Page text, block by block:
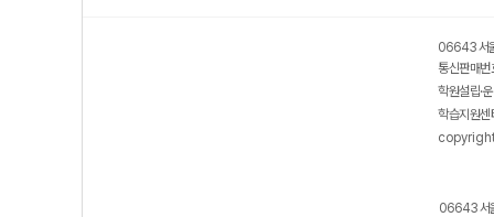
06643 서
통신판매
학원설립·
학습지원
06643 서